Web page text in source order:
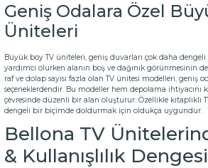
Geniş Odalara Özel
Üniteleri
Büyük boy TV üniteleri, geniş duvarları çok daha
yardımcı olurken alanın boş ve dağınık görünmesinin
raf ve dolap sayısı fazla olan TV ünitesi modelleri, geniş
seçeneklerdendir. Bu modeller hem depolama ihtiyacını
çevresinde düzenli bir alan oluşturur. Özellikle kitaplıklı
dengeli bir biçimde doldurmak için oldukça uygundur.
Bellona TV
& Kullanışlılık Dengesi